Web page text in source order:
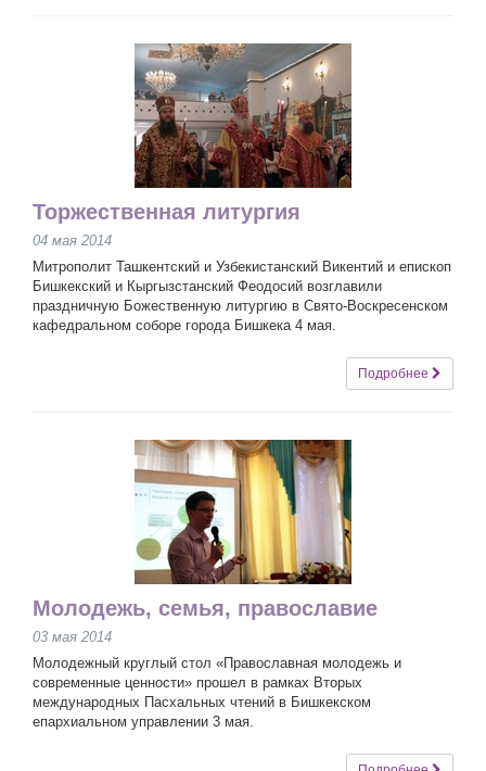
Торжественная литургия
04 мая 2014
Митрополит Ташкентский и Узбекистанский Викентий и епископ
Бишкекский и Кыргызстанский Феодосий возглавили
праздничную Божественную литургию в Свято-Воскресенском
кафедральном соборе города Бишкека 4 мая.
Подробнее
Молодежь, семья, православие
03 мая 2014
Молодежный круглый стол «Православная молодежь и
современные ценности» прошел в рамках Вторых
международных Пасхальных чтений в Бишкекском
епархиальном управлении 3 мая.